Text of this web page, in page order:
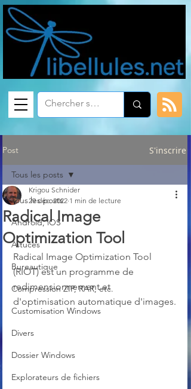
Post S'inscrire
Tous les posts
Android, iOS
Astuces
Bureautique
Compression ZIP, RAR, etc.
Customisation Windows
Divers
Dossier Windows
Explorateurs de fichiers
Tous les posts
Radical Image
Optimization Tool
Krigou Schnider
29 déc. 2022 1 min de lecture
Radical Image Optimization Tool
(RIOT) est un programme de
redimensionnement et
d'optimisation automatique d'images.